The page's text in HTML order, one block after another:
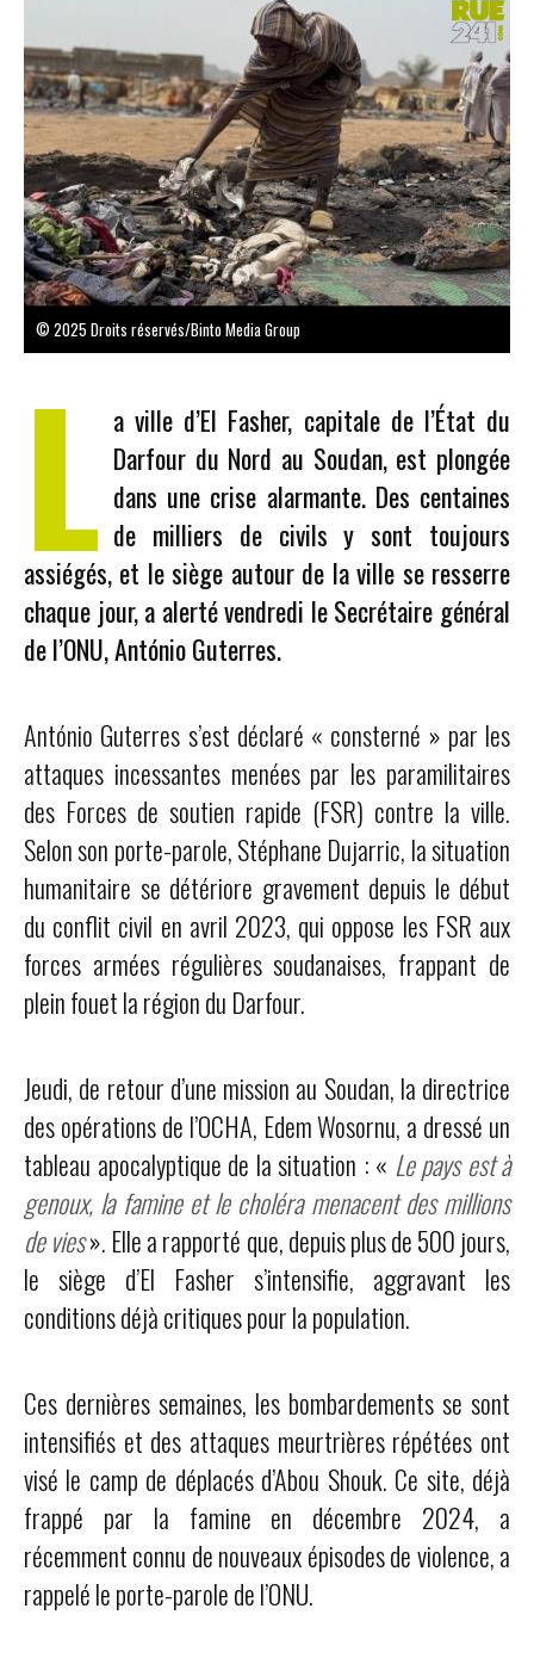
© 2025 Droits réservés/Binto Media Group
L a ville d’El Fasher, capitale de l’État du
Darfour du Nord au Soudan, est plongée
dans une crise alarmante. Des centaines
de milliers de civils y sont toujours
assiégés, et le siège autour de la ville se resserre
chaque jour, a alerté vendredi le Secrétaire général
de l’ONU, António Guterres.
António Guterres s’est déclaré « consterné » par les
attaques incessantes menées par les paramilitaires
des Forces de soutien rapide (FSR) contre la ville.
Selon son porte-parole, Stéphane Dujarric, la situation
humanitaire se détériore gravement depuis le début
du conflit civil en avril 2023, qui oppose les FSR aux
forces armées régulières soudanaises, frappant de
plein fouet la région du Darfour.
Jeudi, de retour d’une mission au Soudan, la directrice
des opérations de l’OCHA, Edem Wosornu, a dressé un
tableau apocalyptique de la situation : « Le pays est à
genoux, la famine et le choléra menacent des millions
de vies». Elle a rapporté que, depuis plus de 500 jours,
le siège d’El Fasher s’intensifie, aggravant les
conditions déjà critiques pour la population.
Ces dernières semaines, les bombardements se sont
intensifiés et des attaques meurtrières répétées ont
visé le camp de déplacés d’Abou Shouk. Ce site, déjà
frappé par la famine en décembre 2024, a
récemment connu de nouveaux épisodes de violence, a
rappelé le porte-parole de l’ONU.